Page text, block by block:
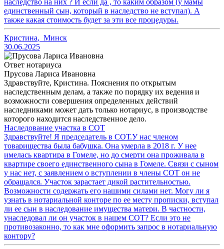
наследство на них ? И если да , то каким образом (у мамы
единственный сын, который в наследство не вступал). А
также какая стоимость будет за эти все процедуры.
Кристина, Минск
30.06.2025
Ответ нотариуса
Прусова Лариса Ивановна
Здравствуйте, Кристина. Пояснения по открытым
наследственным делам, а также по порядку их ведения и
возможности совершения определенных действий
наследниками может дать только нотариус, в производстве
которого находится наследственное дело.
Наследование участка в СОТ
Здравствуйте! Я председатель в СОТ.У нас членом
товарищества была бабушка. Она умерла в 2018 г. У нее
имелась квартира в Гомеле, но до смерти она проживала в
квартире своего единственного сына в Гомеле. Связи с сыном
у нас нет, с заявлением о вступлении в члены СОТ он не
обращался. Участок зарастает дикой растительностью.
Возможности содержать его нашими силами нет. Могу ли я
узнать в нотариальной конторе по ее месту прописки, вступал
ли ее сын в наследование имущества матери. В частности,
унаследовал ли он участок в нашем СОТ? Если это не
противозаконно, то как мне оформить запрос в нотариальную
контору?